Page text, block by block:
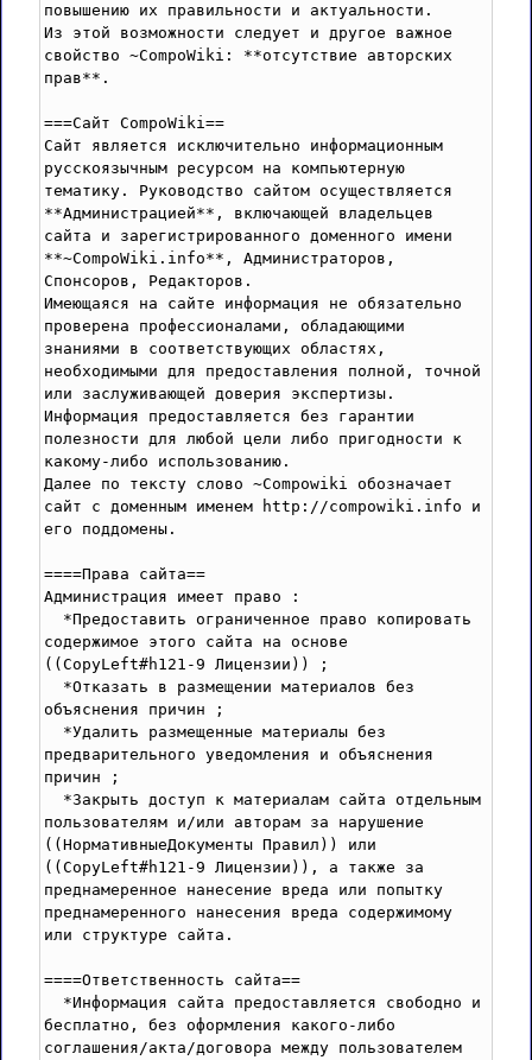
повышению их правильности и актуальности.
Из этой возможности следует и другое важное
свойство ~CompoWiki: **отсутствие авторских
прав**.
===Сайт CompoWiki==
Сайт является исключительно информационным
русскоязычным ресурсом на компьютерную
тематику. Руководство сайтом осуществляется
**Администрацией**, включающей владельцев
сайта и зарегистрированного доменного имени
**~CompoWiki.info**, Администраторов,
Спонсоров, Редакторов.
Имеющаяся на сайте информация не обязательно
проверена профессионалами, обладающими
знаниями в соответствующих областях,
необходимыми для предоставления полной, точной
или заслуживающей доверия экспертизы.
Информация предоставляется без гарантии
полезности для любой цели либо пригодности к
какому-либо использованию.
Далее по тексту слово ~Compowiki обозначает
сайт с доменным именем http://compowiki.info и
его поддомены.
====Права сайта==
Администрация имеет право :
*Предоставить ограниченное право копировать
содержимое этого сайта на основе
((CopyLeft#h121-9 Лицензии)) ;
*Отказать в размещении материалов без
объяснения причин ;
*Удалить размещенные материалы без
предварительного уведомления и объяснения
причин ;
*Закрыть доступ к материалам сайта отдельным
пользователям и/или авторам за нарушение
((НормативныеДокументы Правил)) или
((CopyLeft#h121-9 Лицензии)), а также за
преднамеренное нанесение вреда или попытку
преднамеренного нанесения вреда содержимому
или структуре сайта.
====Ответственность сайта==
*Информация сайта предоставляется свободно и
бесплатно, без оформления какого-либо
соглашения/акта/договора между пользователем